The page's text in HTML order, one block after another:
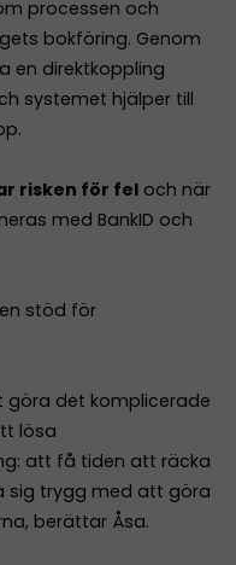
processen och
bokföring. Genom
en direktkoppling
systemet hjälper till
risken för fel och när
med BankID och
stöd för
göra det komplicerade
lösa
att få tiden att räcka
sig trygg med att göra
berättar Åsa.